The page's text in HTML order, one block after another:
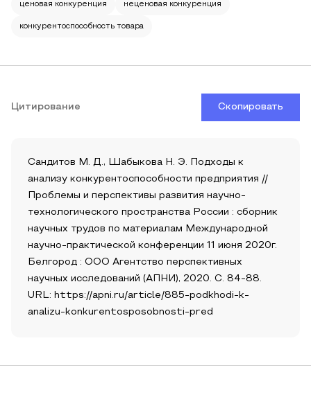
ценовая конкуренция неценовая конкуренция
конкурентоспособность товара
Цитирование Скопировать
Сандитов М. Д., Шабыкова Н. Э. Подходы к
анализу конкурентоспособности предприятия //
Проблемы и перспективы развития научно-
технологического пространства России : сборник
научных трудов по материалам Международной
научно-практической конференции 11 июня 2020г.
Белгород : ООО Агентство перспективных
научных исследований (АПНИ), 2020. С. 84-88.
URL: https://apni.ru/article/885-podkhodi-k-
analizu-konkurentosposobnosti-pred